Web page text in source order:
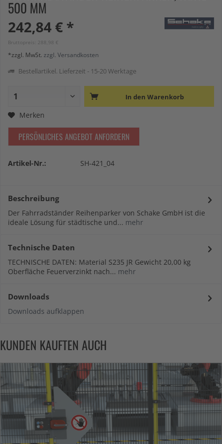
500 MM
242,84 € *
Bruttopreis: 288,98 €
*zzgl. MwSt. zzgl. Versandkosten
Bestellartikel. Lieferzeit - 15-20 Werktage
In den Warenkorb
Merken
PERSÖNLICHES ANGEBOT ANFORDERN
Artikel-Nr.: SH-421_04
Beschreibung
Der Fahrradständer Reihenparker von Schake GmbH ist die
ideale Lösung für städtische und... mehr
Technische Daten
TECHNISCHE DATEN: Material S235 JR Gewicht 20,00 kg
Oberfläche Feuerverzinkt nach... mehr
Downloads
Downloads aufklappen
KUNDEN KAUFTEN AUCH